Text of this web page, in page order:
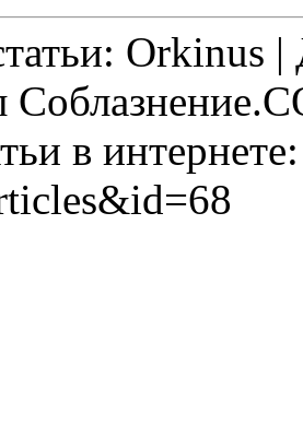
Orkinus |
в